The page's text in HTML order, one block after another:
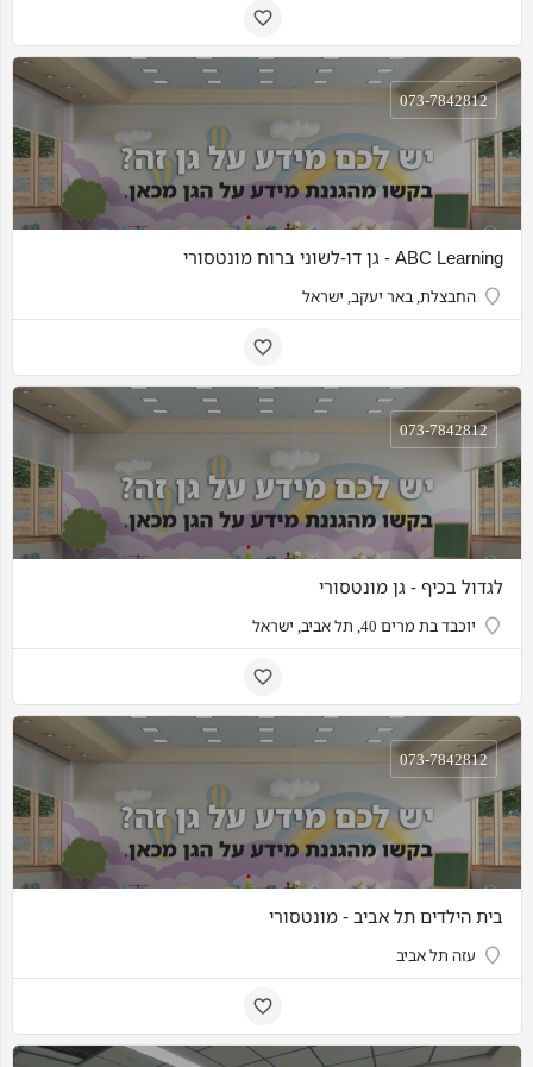
ABC Learning - גן דו-לשוני ברוח מונטסורי
החבצלת, באר יעקב, ישראל
073-7842812
לגדול בכיף - גן מונטסורי
יוכבד בת מרים 40, תל אביב, ישראל
073-7842812
בית הילדים תל אביב - מונטסורי
עזה תל אביב
073-7842812